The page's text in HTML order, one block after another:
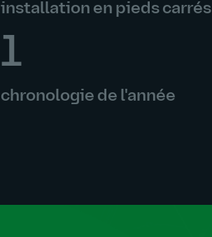
installation en pieds carrés
1
chronologie de l'année